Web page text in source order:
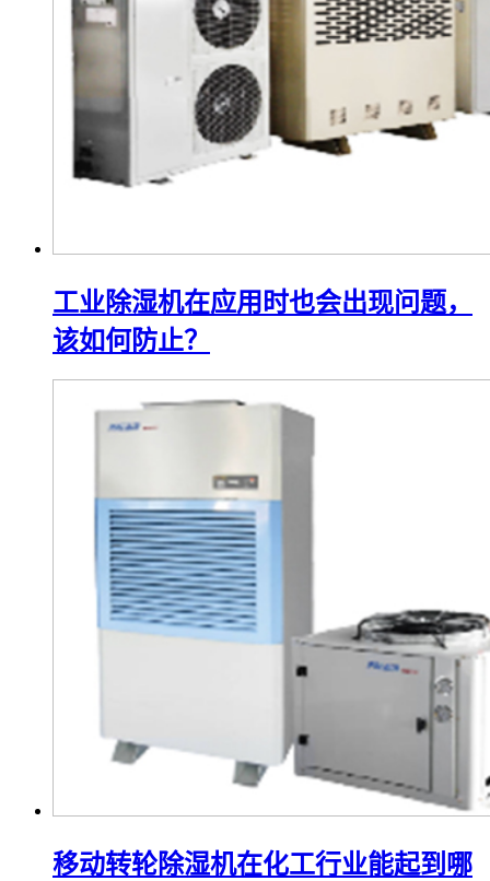
工业除湿机在应用时也会出现问题，
该如何防止？
移动转轮除湿机在化工行业能起到哪